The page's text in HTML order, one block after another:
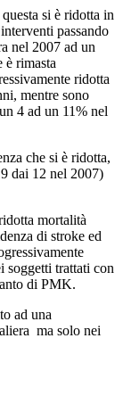
si è ridotta in
passando
nel 2007 ad un
è rimasta
ridotta
mentre sono
4 ad un 11% nel
che si è ridotta,
dai 12 nel 2007)
mortalità
di stroke ed
soggetti trattati con
di PMK.
ad una
ma solo nei